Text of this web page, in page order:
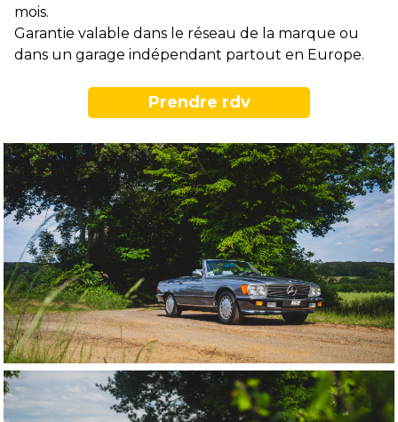
mois.
Garantie valable dans le réseau de la marque ou
dans un garage indépendant partout en Europe.
Prendre rdv